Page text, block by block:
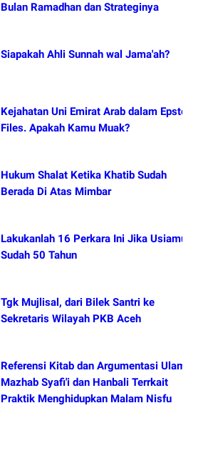
Bulan Ramadhan dan Strateginya
Siapakah Ahli Sunnah wal Jama'ah?
Kejahatan Uni Emirat Arab dalam Epstein
Files. Apakah Kamu Muak?
Hukum Shalat Ketika Khatib Sudah
Berada Di Atas Mimbar
Lakukanlah 16 Perkara Ini Jika Usiamu
Sudah 50 Tahun
Tgk Mujlisal, dari Bilek Santri ke
Sekretaris Wilayah PKB Aceh
Referensi Kitab dan Argumentasi Ulama
Mazhab Syafi'i dan Hanbali Terrkait
Praktik Menghidupkan Malam Nisfu